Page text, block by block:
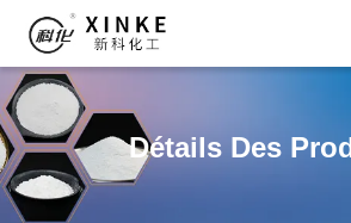
Détails Des